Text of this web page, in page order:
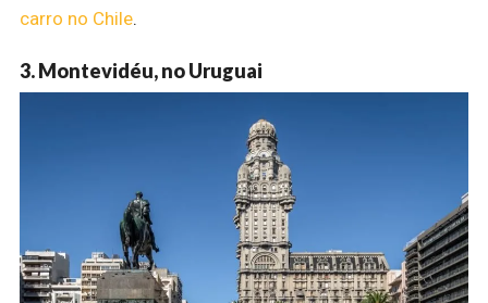
carro no Chile.
3. Montevidéu, no Uruguai